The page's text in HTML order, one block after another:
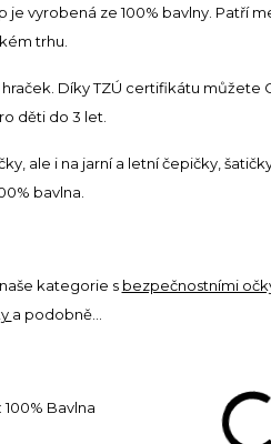
vyrobená ze 100% bavlny. Patří
trhu.
Díky TZÚ certifikátu můžete
děti do 3 let.
ale i na jarní a letní čepičky,
bavlna.
kategorie s bezpečnostními
a podobně...
100% Bavlna